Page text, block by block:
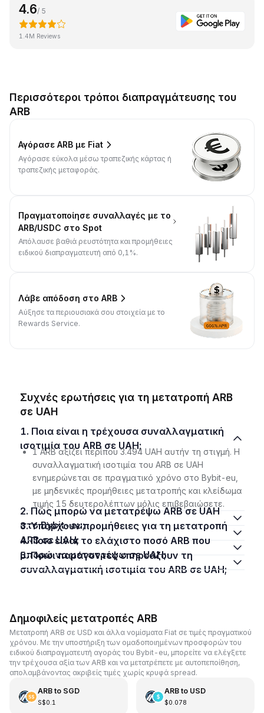
4.6/ 5
1.4M Reviews
Περισσότεροι τρόποι διαπραγμάτευσης του
ARB
Αγόρασε ARB με Fiat
Αγόρασε εύκολα μέσω τραπεζικής κάρτας ή
τραπεζικής μεταφοράς.
Πραγματοποίησε συναλλαγές με το
ARB/USDC στο Spot
Απόλαυσε βαθιά ρευστότητα και προμήθειες
ειδικού διαπραγματευτή από 0,1%.
Λάβε απόδοση στο ARB
Αύξησε τα περιουσιακά σου στοιχεία με το
Rewards Service.
Συχνές ερωτήσεις για τη μετατροπή ARB
σε UAH
1. Ποια είναι η τρέχουσα συναλλαγματική
ισοτιμία του ARB σε UAH;
1 ARB αξίζει περίπου 3.494 UAH αυτήν τη στιγμή. Η
συναλλαγματική ισοτιμία του ARB σε UAH
ενημερώνεται σε πραγματικό χρόνο στο Bybit-eu,
με μηδενικές προμήθειες μετατροπής και κλείδωμα
τιμής 15 δευτερολέπτων μόλις επιβεβαιώσετε.
2. Πώς μπορώ να μετατρέψω ARB σε UAH
στο Bybit-eu;
3. Υπάρχουν προμήθειες για τη μετατροπή
ARB σε UAH;
4. Ποιο είναι το ελάχιστο ποσό ARB που
μπορώ να μετατρέψω σε UAH;
5. Ποιοι παράγοντες επηρεάζουν τη
συναλλαγματική ισοτιμία του ARB σε UAH;
Δημοφιλείς μετατροπές ARB
Μετατροπή ARB σε USD και άλλα νομίσματα Fiat σε τιμές πραγματικού
χρόνου. Με την υποστήριξη των ομαδοποιημένων προσφορών του
ειδικού διαπραγματευτή αγοράς του Bybit-eu, μπορείτε να ελέγξετε
την τρέχουσα αξία των ARB και να μετατρέπετε με αυτοπεποίθηση,
απολαμβάνοντας ακριβείς τιμές χωρίς κρυφά spread.
ARBto SGD
S$0.1
ARBto USD
$0.078